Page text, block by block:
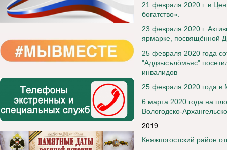
21 февраля 2020 г. в
богатство».
23 февраля 2020 г.
ярмарке, посвящённой
25 февраля 2020 года
"Аддзысълöмьяс"
инвалидов
25 февраля 2020 года
6 марта 2020 года на
Вологодско-
2019
Княжпогостский район